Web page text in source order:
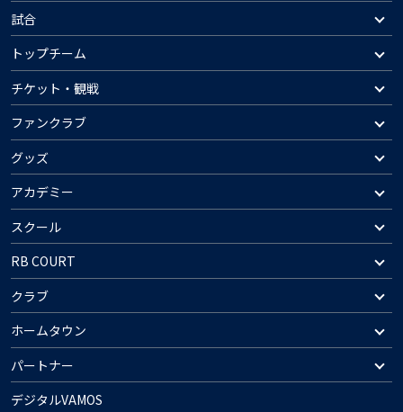
試合
トップチーム
チケット・観戦
ファンクラブ
グッズ
アカデミー
スクール
RB COURT
クラブ
ホームタウン
パートナー
デジタルVAMOS